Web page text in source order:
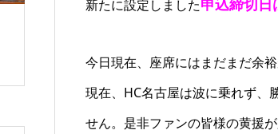
新たに設定しました申込締切日
今日現在、座席にはまだまだ余裕
現在、HC名古屋は波に乗れず、
せん。是非ファンの皆様の黄援
キの